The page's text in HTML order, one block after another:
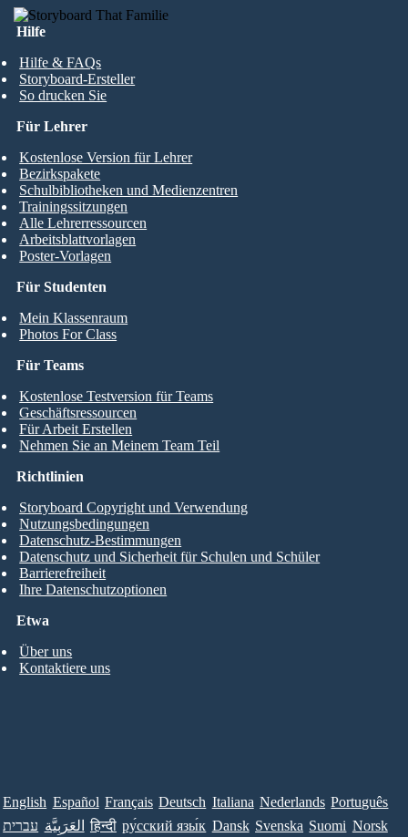
Hilfe
Hilfe & FAQs
Storyboard-Ersteller
So drucken Sie
Für Studenten
Mein Klassenraum
Photos For Class
Für Lehrer
Kostenlose Version für Lehrer
Bezirkspakete
Schulbibliotheken und Medienzentren
Trainingssitzungen
Alle Lehrerressourcen
Arbeitsblattvorlagen
Poster-Vorlagen
Für Teams
Kostenlose Testversion für Teams
Geschäftsressourcen
Für Arbeit Erstellen
Nehmen Sie an Meinem Team Teil
Etwa
Über uns
Kontaktiere uns
Richtlinien
Storyboard Copyright und Verwendung
Nutzungsbedingungen
Datenschutz-Bestimmungen
Datenschutz und Sicherheit für Schulen und Schüler
Barrierefreiheit
Ihre Datenschutzoptionen
English Español Français Deutsch Italiana Nederlands Português
עברית العَرَبِيَّة हिन्दी ру́сский язы́к Dansk Svenska Suomi Norsk